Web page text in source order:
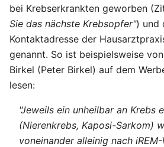
bei Krebserkrankten geworben
Sie das nächste Krebsopfer") und
Kontaktadresse der
genannt. So ist beispielsweise
Birkel (Peter Birkel) auf dem
lesen:
"Jeweils ein unheilbar an Krebs
(Nierenkrebs, Kaposi-Sarkom)
voneinander alleinig nach